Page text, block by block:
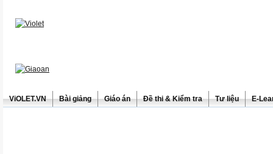
ViOLET.VN Bài giảng Giáo án Đề thi & Kiểm tra Tư liệu E-